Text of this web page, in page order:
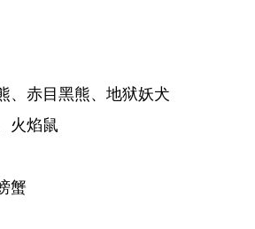
、赤目黑熊、地狱妖犬
火焰鼠
蟹